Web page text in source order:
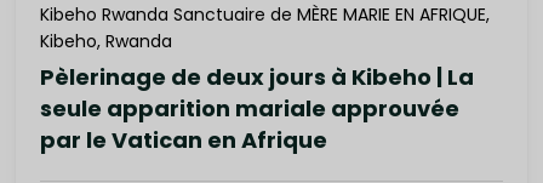
Kibeho Rwanda Sanctuaire de MÈRE MARIE EN AFRIQUE,
Kibeho, Rwanda
Pèlerinage de deux jours à Kibeho | La
seule apparition mariale approuvée
par le Vatican en Afrique